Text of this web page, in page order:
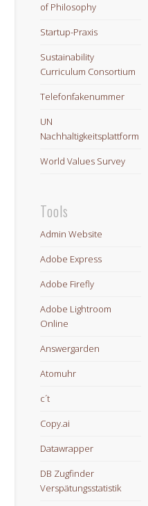
of Philosophy
Startup-Praxis
Sustainability
Curriculum Consortium
Telefonfakenummer
UN
Nachhaltigkeitsplattform
World Values Survey
Tools
Admin Website
Adobe Express
Adobe Firefly
Adobe Lightroom
Online
Answergarden
Atomuhr
c´t
Copy.ai
Datawrapper
DB Zugfinder
Verspätungsstatistik